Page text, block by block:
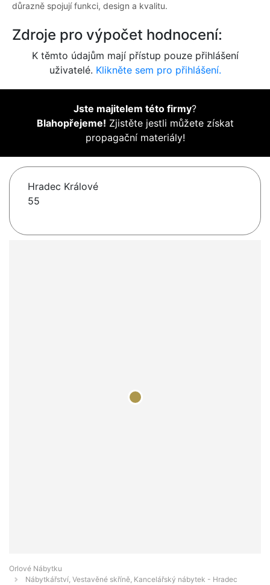
důrazně spojují funkci, design a kvalitu.
Zdroje pro výpočet hodnocení:
K těmto údajům mají přístup pouze přihlášení
uživatelé. Klikněte sem pro přihlášení.
Jste majitelem této firmy?
Blahopřejeme! Zjistěte jestli můžete získat
propagační materiály!
Hradec Králové
55
Orlové Nábytku
Nábytkářství, Vestavěné skříně, Kancelářský nábytek - Hradec